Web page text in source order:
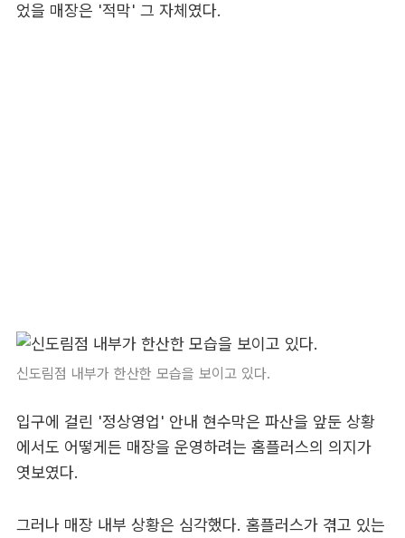
었을 매장은 '적막' 그 자체였다.
신도림점 내부가 한산한 모습을 보이고 있다.
입구에 걸린 '정상영업' 안내 현수막은 파산을 앞둔 상황
에서도 어떻게든 매장을 운영하려는 홈플러스의 의지가
엿보였다.
그러나 매장 내부 상황은 심각했다. 홈플러스가 겪고 있는